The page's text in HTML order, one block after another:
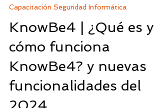
25 sept 2024 5 min de lectura
Capacitación Seguridad Informática
KnowBe4 | ¿Qué es y
cómo funciona
KnowBe4? y nuevas
funcionalidades del